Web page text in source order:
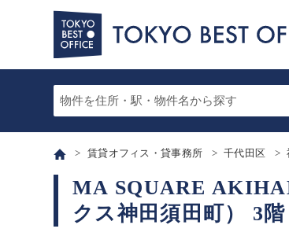
賃貸オフィス・貸事務所 千代田区
MA SQUARE
クス神田須田町） 3階